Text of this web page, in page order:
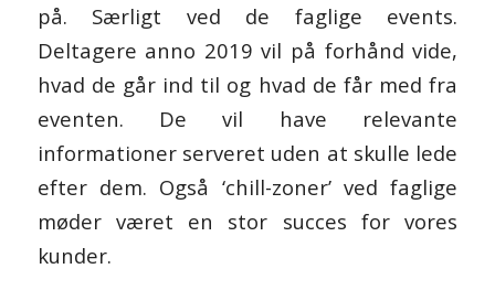
på. Særligt ved de faglige events.
Deltagere anno 2019 vil på forhånd vide,
hvad de går ind til og hvad de får med fra
eventen. De vil have relevante
informationer serveret uden at skulle lede
efter dem. Også ‘chill-zoner’ ved faglige
møder været en stor succes for vores
kunder.